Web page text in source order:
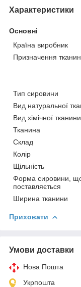
Характеристики
Основні
Країна виробник
Призначення
Тип сировини
Вид натуральної
Вид хімічної тканини
Тканина
Склад
Колір
Щільність
Форма сировини,
поставляється
Ширина тканини
Приховати
Умови доставки
Нова Пошта
Укрпошта